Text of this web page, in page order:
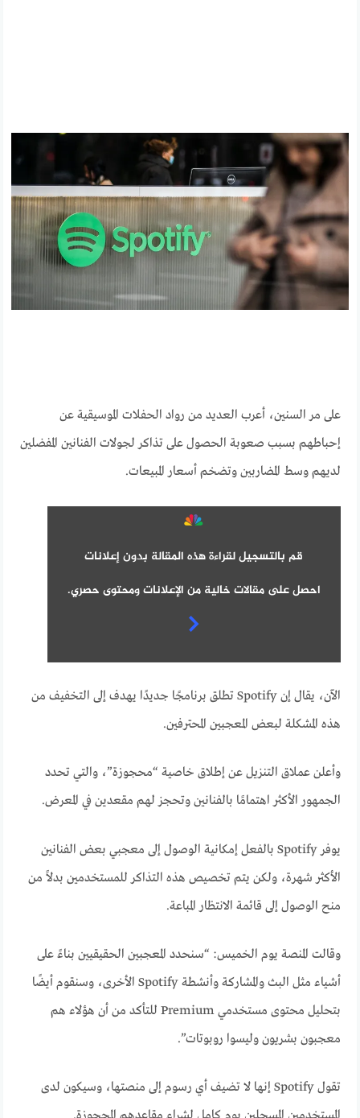
على مر السنين، أعرب العديد من رواد الحفلات الموسيقية عن
إحباطهم بسبب صعوبة الحصول على تذاكر لجولات الفنانين المفضلين
لديهم وسط المضاربين وتضخم أسعار المبيعات.
قم بالتسجيل لقراءة هذه المقالة بدون إعلانات
احصل على مقالات خالية من الإعلانات ومحتوى حصري.
الآن، يقال إن Spotify تطلق برنامجًا جديدًا يهدف إلى التخفيف من
هذه المشكلة لبعض المعجبين المحترفين.
وأعلن عملاق التنزيل عن إطلاق خاصية “محجوزة”، والتي تحدد
الجمهور الأكثر اهتمامًا بالفنانين وتحجز لهم مقعدين في المعرض.
يوفر Spotify بالفعل إمكانية الوصول إلى معجبي بعض الفنانين
الأكثر شهرة، ولكن يتم تخصيص هذه التذاكر للمستخدمين بدلاً من
منح الوصول إلى قائمة الانتظار المباعة.
وقالت المنصة يوم الخميس: “سنحدد المعجبين الحقيقيين بناءً على
أشياء مثل البث والمشاركة وأنشطة Spotify الأخرى، وسنقوم أيضًا
بتحليل محتوى مستخدمي Premium للتأكد من أن هؤلاء هم
معجبون بشريون وليسوا روبوتات”.
تقول Spotify إنها لا تضيف أي رسوم إلى منصتها، وسيكون لدى